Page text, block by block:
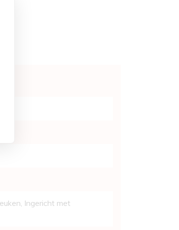
Ingericht met